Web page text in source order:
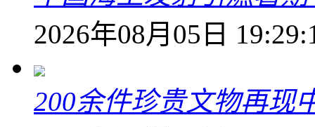
2026年08月05日
200余件珍贵文物再现